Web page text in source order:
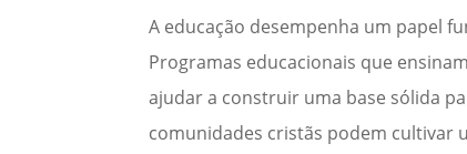
A educação desempenha um papel
Programas educacionais que
ajudar a construir uma base sólida
comunidades cristãs podem cultivar